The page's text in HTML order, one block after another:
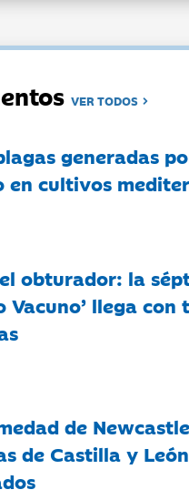
VER TODOS
generadas
en cultivos
obturador: la
Vacuno’ llega con
de
de Castilla y